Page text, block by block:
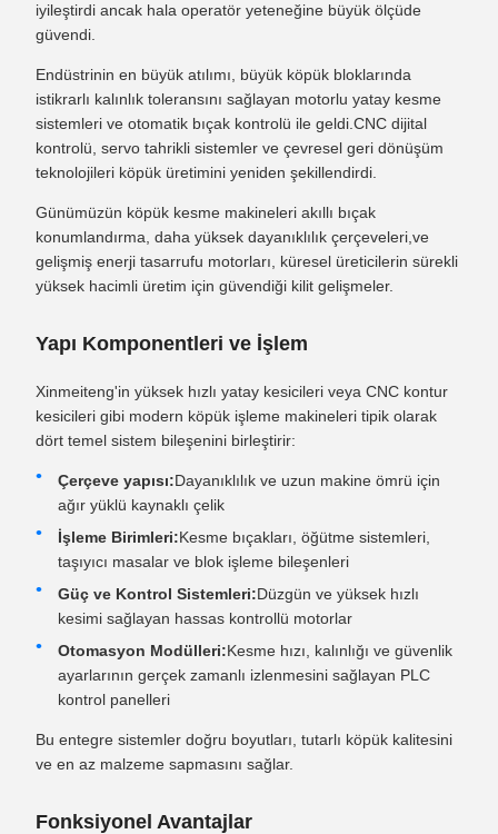
iyileştirdi ancak hala operatör yeteneğine büyük ölçüde
güvendi.
Endüstrinin en büyük atılımı, büyük köpük bloklarında
istikrarlı kalınlık toleransını sağlayan motorlu yatay kesme
sistemleri ve otomatik bıçak kontrolü ile geldi.CNC dijital
kontrolü, servo tahrikli sistemler ve çevresel geri dönüşüm
teknolojileri köpük üretimini yeniden şekillendirdi.
Günümüzün köpük kesme makineleri akıllı bıçak
konumlandırma, daha yüksek dayanıklılık çerçeveleri,ve
gelişmiş enerji tasarrufu motorları, küresel üreticilerin sürekli
yüksek hacimli üretim için güvendiği kilit gelişmeler.
Yapı Komponentleri ve İşlem
Xinmeiteng'in yüksek hızlı yatay kesicileri veya CNC kontur
kesicileri gibi modern köpük işleme makineleri tipik olarak
dört temel sistem bileşenini birleştirir:
Çerçeve yapısı:Dayanıklılık ve uzun makine ömrü için
ağır yüklü kaynaklı çelik
İşleme Birimleri:Kesme bıçakları, öğütme sistemleri,
taşıyıcı masalar ve blok işleme bileşenleri
Güç ve Kontrol Sistemleri:Düzgün ve yüksek hızlı
kesimi sağlayan hassas kontrollü motorlar
Otomasyon Modülleri:Kesme hızı, kalınlığı ve güvenlik
ayarlarının gerçek zamanlı izlenmesini sağlayan PLC
kontrol panelleri
Bu entegre sistemler doğru boyutları, tutarlı köpük kalitesini
ve en az malzeme sapmasını sağlar.
Fonksiyonel Avantajlar